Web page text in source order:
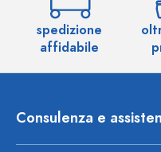
spedizione
affidabile
Consulenza e